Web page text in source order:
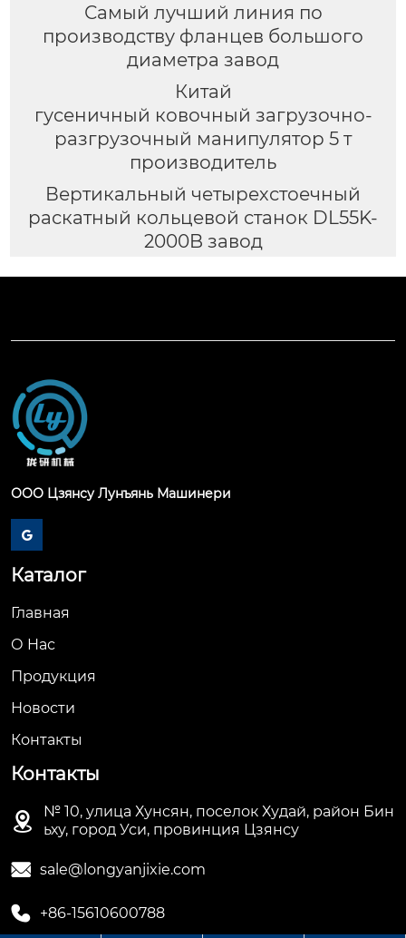
Самый лучший линия по
производству фланцев большого
диаметра завод
Китай
гусеничный ковочный загрузочно-
разгрузочный манипулятор 5 т
производитель
Вертикальный четырехстоечный
раскатный кольцевой станок DL55K-
2000B завод
ООО Цзянсу Лунъянь Машинери

Каталог
Главная
О Hас
Продукция
Новости
Контакты
Контакты

№ 10, улица Хунсян, поселок Худай, район Бин
ьху, город Уси, провинция Цзянсу
 sale@longyanjixie.com
 +86-15610600788